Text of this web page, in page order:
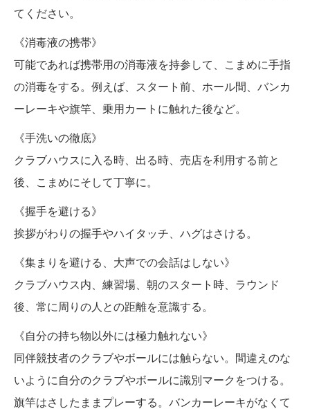
てください。
《消毒液の携帯》
可能であれば携帯用の消毒液を持参して、こまめに手指
の消毒をする。例えば、スタート前、ホール間、バンカ
ーレーキや旗竿、乗用カートに触れた後など。
《手洗いの徹底》
クラブハウスに入る時、出る時、売店を利用する前と
後、こまめにそして丁寧に。
《握手を避ける》
挨拶がわりの握手やハイタッチ、ハグはさける。
《集まりを避ける、大声での会話はしない》
クラブハウス内、練習場、朝のスタート時、ラウンド
後、常に周りの人との距離を意識する。
《自分の持ち物以外には極力触れない》
同伴競技者のクラブやボールには触らない。間違えのな
いように自分のクラブやボールに識別マークをつける。
旗竿はさしたままプレーする。バンカーレーキがなくて